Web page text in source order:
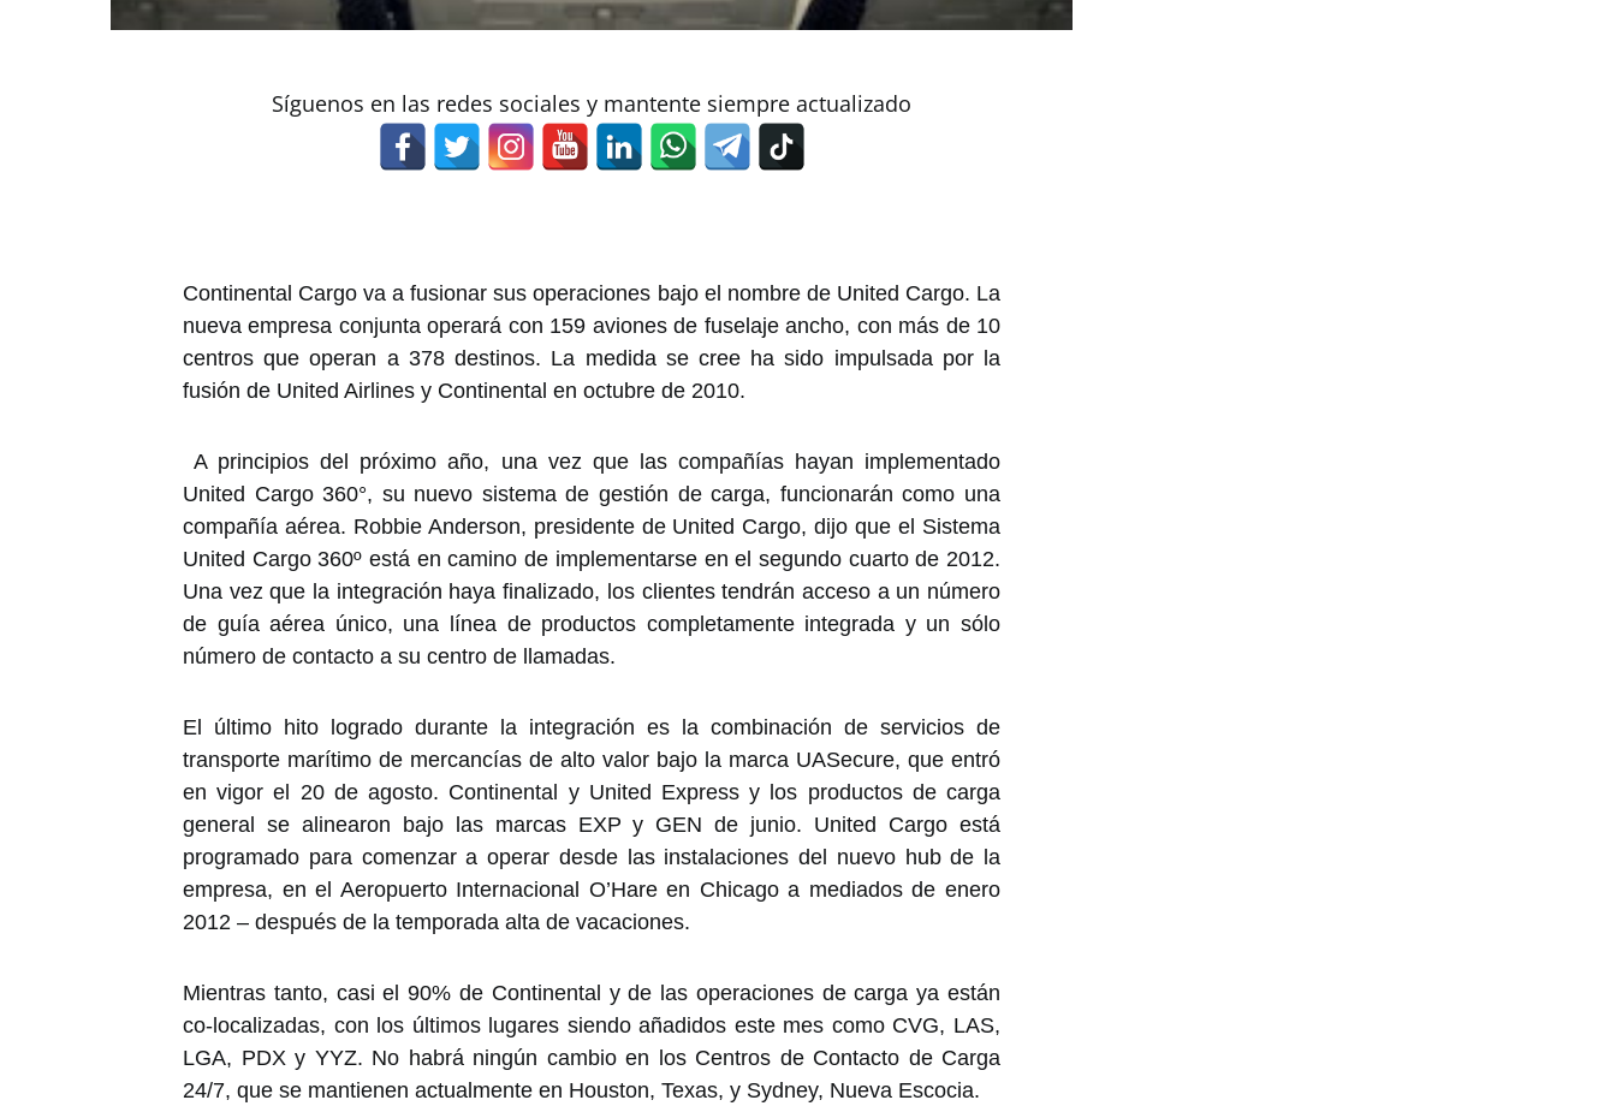
Síguenos en las redes sociales y mantente siempre actualizado
Continental Cargo va a fusionar sus operaciones bajo el nombre de United Cargo. La
nueva empresa conjunta operará con 159 aviones de fuselaje ancho, con más de 10
centros que operan a 378 destinos. La medida se cree ha sido impulsada por la
fusión de United Airlines y Continental en octubre de 2010.
A principios del próximo año, una vez que las compañías hayan implementado
United Cargo 360°, su nuevo sistema de gestión de carga, funcionarán como una
compañía aérea. Robbie Anderson, presidente de United Cargo, dijo que el Sistema
United Cargo 360º está en camino de implementarse en el segundo cuarto de 2012.
Una vez que la integración haya finalizado, los clientes tendrán acceso a un número
de guía aérea único, una línea de productos completamente integrada y un sólo
número de contacto a su centro de llamadas.
El último hito logrado durante la integración es la combinación de servicios de
transporte marítimo de mercancías de alto valor bajo la marca UASecure, que entró
en vigor el 20 de agosto. Continental y United Express y los productos de carga
general se alinearon bajo las marcas EXP y GEN de junio. United Cargo está
programado para comenzar a operar desde las instalaciones del nuevo hub de la
empresa, en el Aeropuerto Internacional O’Hare en Chicago a mediados de enero
2012 – después de la temporada alta de vacaciones.
Mientras tanto, casi el 90% de Continental y de las operaciones de carga ya están
co-localizadas, con los últimos lugares siendo añadidos este mes como CVG, LAS,
LGA, PDX y YYZ. No habrá ningún cambio en los Centros de Contacto de Carga
24/7, que se mantienen actualmente en Houston, Texas, y Sydney, Nueva Escocia.